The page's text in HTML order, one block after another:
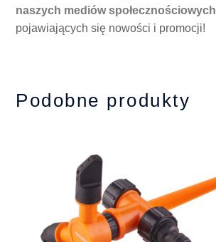
naszych mediów społecznościowych
pojawiających się nowości i promocji!
Podobne produkty